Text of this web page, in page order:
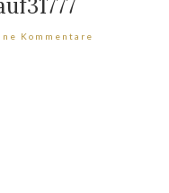
Kommentare